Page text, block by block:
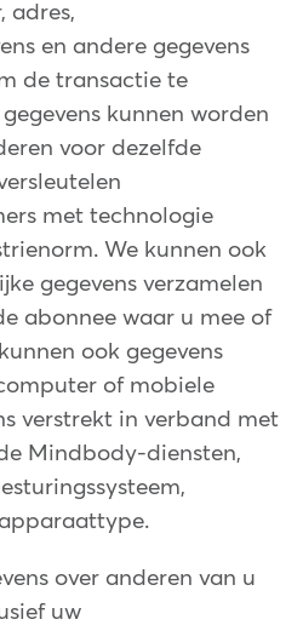
adres,
en andere gegevens
de transactie te
kunnen worden
voor dezelfde
met technologie
We kunnen ook
gegevens verzamelen
abonnee waar u mee of
ook gegevens
of mobiele
verstrekt in verband met
Mindbody-diensten,
over anderen van u
uw